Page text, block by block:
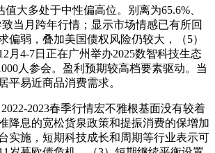
多处于中性偏高位。别离为65.6%、
致当月跨年行情；显示市场情感已有所回
偏弱，叠加美国债权风险仍较大，（5）
月4-7日正在广州举办2025数智科技生态
人参会。盈利预期较高档要素驱动。当
平易近商品消费需求。
2023春季行情宏不雅根基面没有较着
降息的宽松货泉政策和提振消费的保增加
实施，短期科技成长和周期等行业表示可